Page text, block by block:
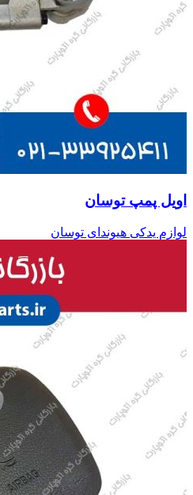
اویل پمپ توسان
لوازم یدکی هیوندای توسان